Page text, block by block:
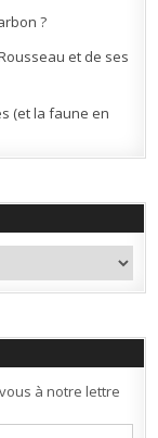
?
et de ses
(et la faune en
à notre lettre